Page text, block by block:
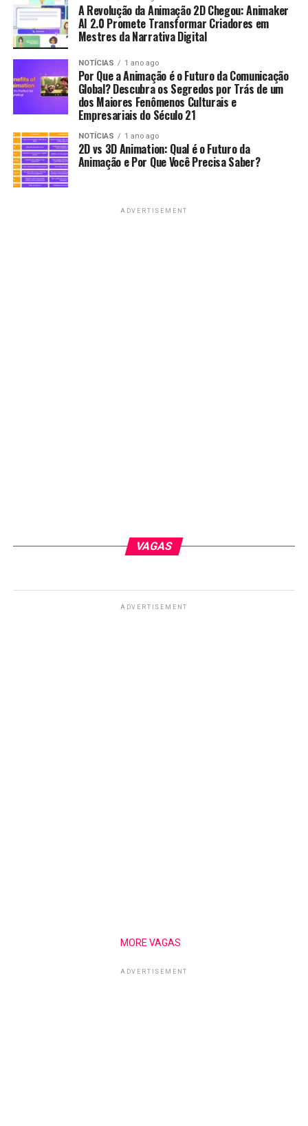
A Revolução da Animação 2D Chegou: Animaker
AI 2.0 Promete Transformar Criadores em
Mestres da Narrativa Digital
NOTÍCIAS 1 ano ago
Por Que a Animação é o Futuro da Comunicação
Global? Descubra os Segredos por Trás de um
dos Maiores Fenômenos Culturais e
Empresariais do Século 21
NOTÍCIAS 1 ano ago
2D vs 3D Animation: Qual é o Futuro da
Animação e Por Que Você Precisa Saber?
ADVERTISEMENT
VAGAS
ADVERTISEMENT
MORE VAGAS
ADVERTISEMENT